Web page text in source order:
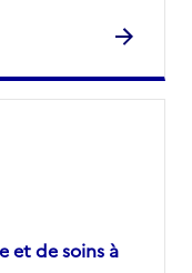
et de soins à